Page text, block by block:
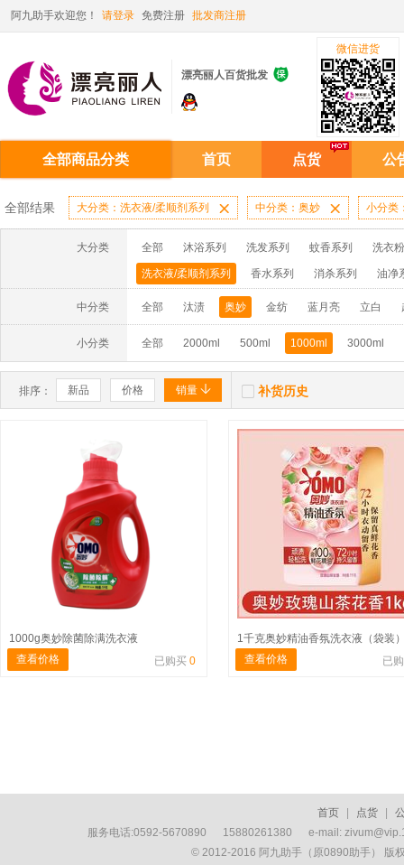
阿九助手欢迎您！ 请登录 免费注册 批发商注册
漂亮丽人百货批发 
微信进货
全部商品分类 首页 点货 公
全部结果 大分类：洗衣液/柔顺剂系列  中分类：奥妙  小分类
大分类 全部 沐浴系列 洗发系列 蚊香系列 洗衣
洗衣液/柔顺剂系列 香水系列 消杀系列 油净
啫喱膏/水系列 厨房油污系列 玻璃/地板/清洁系
牙膏系列 牙刷系列 固发定型系列 染发系列
洗洁精系列 雨伞系列家用帆布洗洁
中分类 全部 汰渍 奥妙 金纺 蓝月亮 立白
小分类 全部 2000ml 500ml 1000ml 3000ml
排序： 新品 价格 销量   补货历史
1000g奥妙除菌除满洗衣液
查看价格
已购买 0
1千克奥妙精油香氛洗衣液（袋装
查看价格
已
首页 点货
服务电话:0592-5670890 15880261380 e-mail:
© 2012-2016 阿九助手（原0890助手） 版